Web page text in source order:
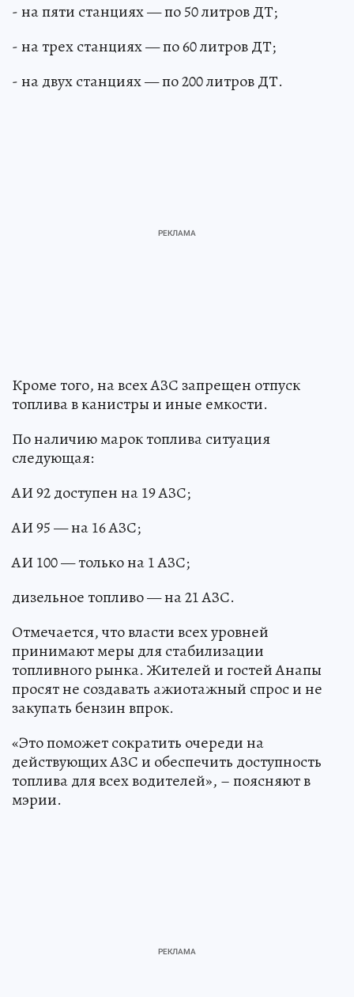
- на пяти станциях — по 50 литров ДТ;
- на трех станциях — по 60 литров ДТ;
- на двух станциях — по 200 литров ДТ.
Кроме того, на всех АЗС запрещен отпуск
топлива в канистры и иные емкости.
По наличию марок топлива ситуация
следующая:
АИ 92 доступен на 19 АЗС;
АИ 95 — на 16 АЗС;
АИ 100 — только на 1 АЗС;
дизельное топливо — на 21 АЗС.
Отмечается, что власти всех уровней
принимают меры для стабилизации
топливного рынка. Жителей и гостей Анапы
просят не создавать ажиотажный спрос и не
закупать бензин впрок.
«Это поможет сократить очереди на
действующих АЗС и обеспечить доступность
топлива для всех водителей», – поясняют в
мэрии.